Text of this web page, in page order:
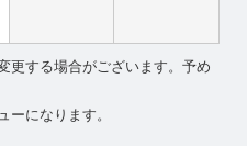
更する場合がございます。予め
になります。